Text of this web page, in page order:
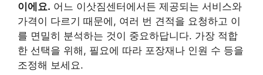
이에요. 어느 이삿짐센터에서든 제공되는 서비스와
가격이 다르기 때문에, 여러 번 견적을 요청하고 이
를 면밀히 분석하는 것이 중요하답니다. 가장 적합
한 선택을 위해, 필요에 따라 포장재나 인원 수 등을
조정해 보세요.